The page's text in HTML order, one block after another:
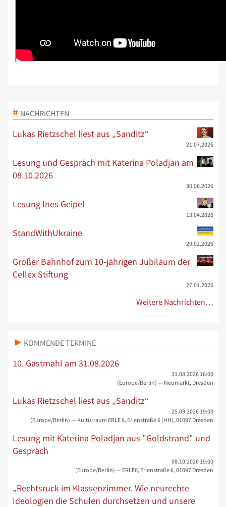
NACHRICHTEN
Lukas Rietzschel liest aus „Sanditz“
21.07.2026
Lesung und Gespräch mit Katerina Poladjan am
08.10.2026
30.06.2026
Lesung Ines Geipel
13.04.2026
StandWithUkraine
20.02.2026
Großer Bahnhof zum 10-jährigen Jubiläum der
Cellex Stiftung
27.01.2026
Weitere Nachrichten…
KOMMENDE TERMINE
10. Gastmahl am 31.08.2026
31.08.2026 16:00
(Europe/Berlin) — Neumarkt, Dresden
Lukas Rietzschel liest aus „Sanditz“
25.09.2026 19:00
(Europe/Berlin) — Kulturraum ERLE 6, Erlenstraße 6 (HH), 01097 Dresden
Lesung mit Katerina Poladjan aus "Goldstrand" und
Gespräch
08.10.2026 19:00
(Europe/Berlin) — ERLE6, Erlenstraße 6, 01097 Dresden
„Rechtsruck im Klassenzimmer. Wie neurechte
Ideologien die Schulen durchsetzen und unsere